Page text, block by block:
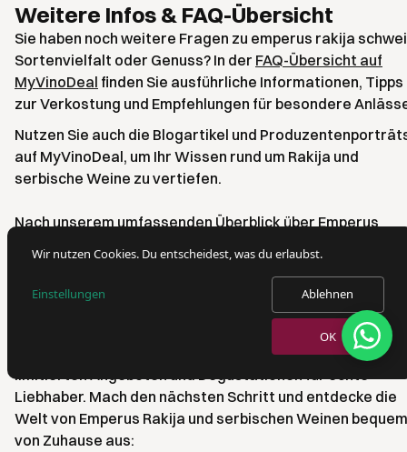
Weitere Infos & FAQ-Übersicht
Sie haben noch weitere Fragen zu emperus rakija
Sortenvielfalt oder Genuss? In der FAQ-Übersicht auf
MyVinoDeal finden Sie ausführliche Informationen, Tipps
zur Verkostung und Empfehlungen für besondere
Nutzen Sie auch die Blogartikel und
auf MyVinoDeal, um Ihr Wissen rund um Rakija und
serbische Weine zu vertiefen.
Nach unserem umfassenden Überblick über Emperus
Genussmomente in der Schweiz, fragst du dich
wie du diese preisgekrönten Spezialitäten selbst
kannst. Bei MyVinoDeal erwarten dich nicht nur eine
exklusive Auswahl direkt aus Serbien, sondern auch
kostenlose Lieferung ab CHF 250 sowie Zugang zu
limitierten Angeboten und Degustationen für echte
Liebhaber. Mach den nächsten Schritt und entdecke die
Welt von Emperus Rakija und serbischen Weinen bequem
von Zuhause aus:
Wir nutzen Cookies. Du entscheidest, was du erlaubst.
Einstellungen Ablehnen
OK